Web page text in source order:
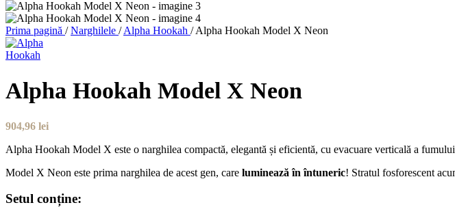
Prima pagină / Narghilele / Alpha Hookah / Alpha Hookah Model X Neon
Alpha Hookah Model X Neon
904,96 lei
Alpha Hookah Model X este o narghilea compactă, elegantă și eficientă, cu evacuare verticală a
Model X Neon este prima narghilea de acest gen, care luminează în întuneric! Stratul fosforescent
Setul conține: